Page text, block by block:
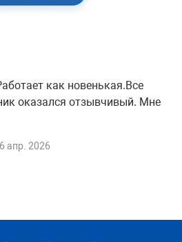
как новенькая.Все
оказался отзывчивый. Мне
апр. 2026